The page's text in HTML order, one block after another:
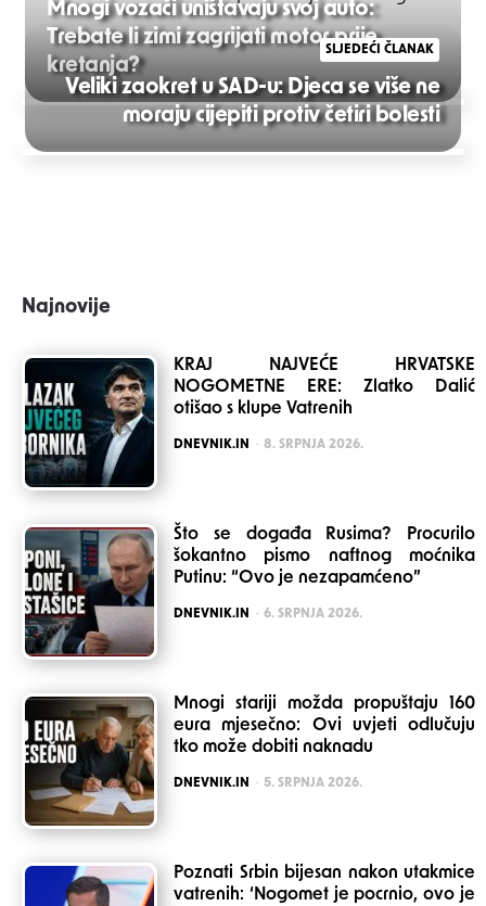
Post
navigation
Mnogi vozači uništavaju svoj auto:
Trebate li zimi zagrijati motor prije
kretanja?
SLJEDEĆI ČLANAK
Veliki zaokret u SAD-u: Djeca se više ne
moraju cijepiti protiv četiri bolesti
Najnovije
KRAJ NAJVEĆE HRVATSKE
NOGOMETNE ERE: Zlatko Dalić
otišao s klupe Vatrenih
POSTED
DNEVNIK.IN 8. SRPNJA 2026.
Što se događa Rusima? Procurilo
šokantno pismo naftnog moćnika
Putinu: “Ovo je nezapamćeno”
POSTED
DNEVNIK.IN 6. SRPNJA 2026.
Mnogi stariji možda propuštaju 160
eura mjesečno: Ovi uvjeti odlučuju
tko može dobiti naknadu
POSTED
DNEVNIK.IN 5. SRPNJA 2026.
Poznati Srbin bijesan nakon utakmice
vatrenih: ‘Nogomet je pocrnio, ovo je